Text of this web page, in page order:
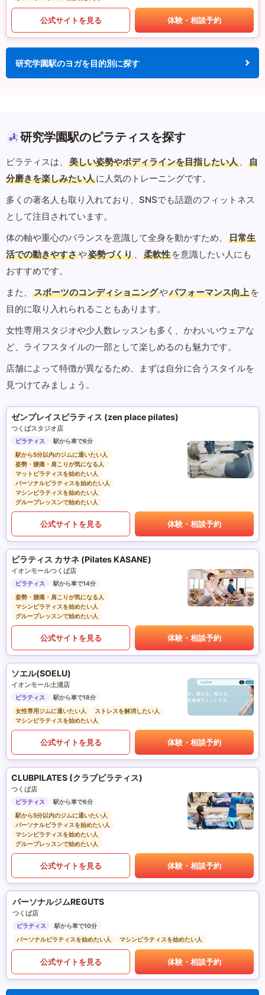
公式サイトを見る 体験・相談予約
研究学園駅のヨガを目的別に探す
研究学園駅のピラティスを探す
ピラティスは、 美しい姿勢やボディラインを目指したい人 、
自
分磨きを楽しみたい人に人気のトレーニングです。
多くの著名人も取り入れており、SNSでも話題のフィットネス
として注目されています。
体の軸や重心のバランスを意識して全身を動かすため、
日常生
活での動きやすさや姿勢づくり 、 柔軟性 を意識したい人にも
おすすめです。
また、
スポーツのコンディショニングやパフォーマンス向上 を
目的に取り入れられることもあります。
女性専用スタジオや少人数レッスンも多く、かわいいウェアな
ど、ライフスタイルの一部として楽しめるのも魅力です。
店舗によって特徴が異なるため、まずは自分に合うスタイルを
見つけてみましょう。
ゼンプレイスピラティス (zen place pilates)
つくばスタジオ店
ピラティス
駅から車で6分
駅から5分以内のジムに通いたい人
姿勢・腰痛・肩こりが気になる人
マットピラティスを始めたい人
パーソナルピラティスを始めたい人
マシンピラティスを始めたい人
グループレッスンで始めたい人
公式サイトを見る 体験・相談予約
ピラティス カサネ (Pilates KASANE)
イオンモールつくば店
ピラティス
駅から車で14分
姿勢・腰痛・肩こりが気になる人
マシンピラティスを始めたい人
グループレッスンで始めたい人
公式サイトを見る 体験・相談予約
ソエル(SOELU)
イオンモール土浦店
ピラティス
駅から車で18分
女性専用ジムに通いたい人
ストレスを解消したい人
マシンピラティスを始めたい人
公式サイトを見る 体験・相談予約
CLUBPILATES (クラブピラティス)
つくば店
ピラティス
駅から車で6分
駅から5分以内のジムに通いたい人
パーソナルピラティスを始めたい人
マシンピラティスを始めたい人
グループレッスンで始めたい人
公式サイトを見る 体験・相談予約
パーソナルジムREGUTS
つくば店
ピラティス
駅から車で10分
パーソナルピラティスを始めたい人
マシンピラティスを始めたい人
公式サイトを見る 体験・相談予約